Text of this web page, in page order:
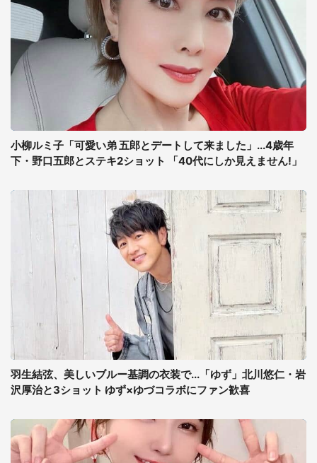
小柳ルミ子「可愛い弟 五郎とデートして来ました」...4歳年
下・野口五郎とステキ2ショット 「40代にしか見えません!」
羽生結弦、美しいブルー基調の衣装で...「ゆず」北川悠仁・岩
沢厚治と3ショット ゆず×ゆづコラボにファン歓喜